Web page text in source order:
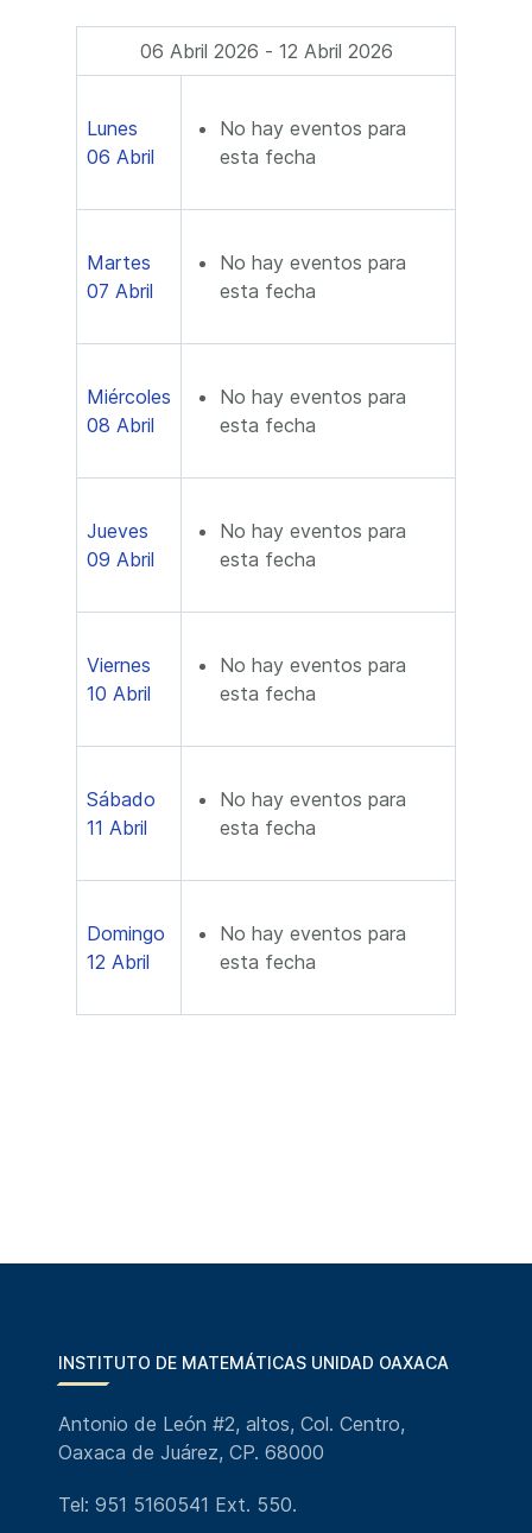
06 Abril 2026 - 12 Abril 2026
Lunes
06 Abril
No hay eventos para
esta fecha
Martes
07 Abril
No hay eventos para
esta fecha
Miércoles
08 Abril
No hay eventos para
esta fecha
Jueves
09 Abril
No hay eventos para
esta fecha
Viernes
10 Abril
No hay eventos para
esta fecha
Sábado
11 Abril
No hay eventos para
esta fecha
Domingo
12 Abril
No hay eventos para
esta fecha
INSTITUTO DE MATEMÁTICAS UNIDAD OAXACA
Antonio de León #2, altos, Col. Centro,
Oaxaca de Juárez, CP. 68000
Tel: 951 5160541 Ext. 550.